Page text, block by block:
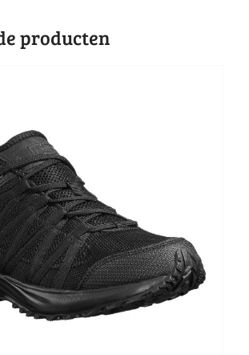
producten